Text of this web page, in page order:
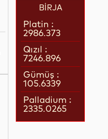
BİRJA
Platin :
2986.373
Qızıl :
7246.896
Gümüş :
105.6339
Palladium :
2335.0265